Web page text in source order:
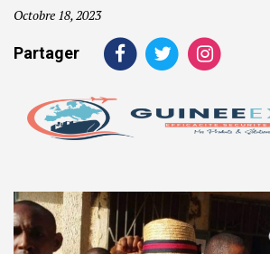
Octobre 18, 2023
Partager